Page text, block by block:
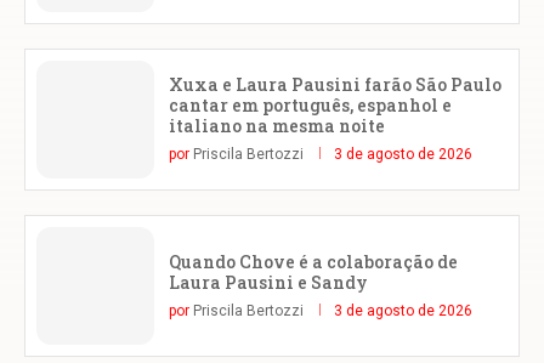
Xuxa e Laura Pausini farão São Paulo
cantar em português, espanhol e
italiano na mesma noite
por Priscila Bertozzi 3 de agosto de 2026
Quando Chove é a colaboração de
Laura Pausini e Sandy
por Priscila Bertozzi 3 de agosto de 2026